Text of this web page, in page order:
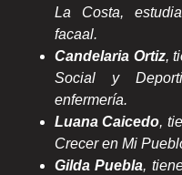
La Costa,
facaal.
Candelaria Ortiz,
Social y
enfermería.
Luana Caicedo,
Crecer en Mi
Gilda Puebla,